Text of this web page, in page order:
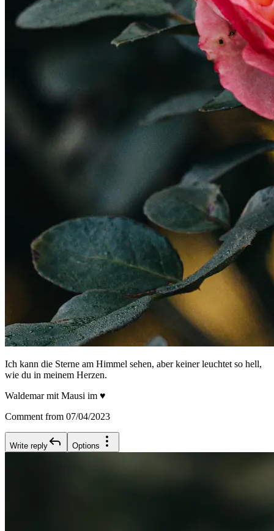
Ich kann die Sterne am Himmel sehen, aber keiner leuchtet so hell,
wie du in meinem Herzen.
Waldemar mit Mausi im ♥️
Comment from 07/04/2023
Write reply Options